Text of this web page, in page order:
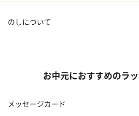
04 会社の上司
のしについて
お中元におすすめのラ
メッセージカード